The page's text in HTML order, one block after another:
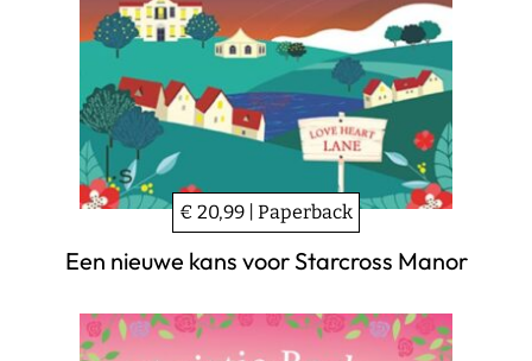
€ 20,99 | Paperback
Een nieuwe kans voor Starcross Manor